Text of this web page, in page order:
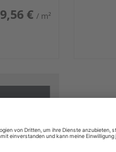
9,56 € / m²